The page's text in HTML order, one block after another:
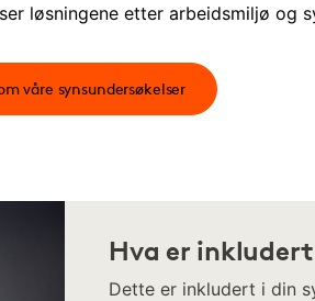
løsningene etter arbeidsmiljø og
våre synsundersøkelser
Hva er inkludert
Dette er inkludert i din